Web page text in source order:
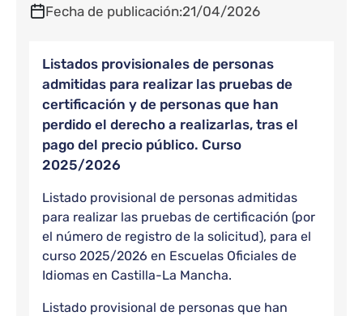
Fecha de publicación 21/04/2026
Listados provisionales de personas
admitidas para realizar las pruebas de
certificación y de personas que han
perdido el derecho a realizarlas, tras el
pago del precio público. Curso
2025/2026
Listado provisional de personas admitidas
para realizar las pruebas de certificación (por
el número de registro de la solicitud), para el
curso 2025/2026 en Escuelas Oficiales de
Idiomas en Castilla-La Mancha.
Listado provisional de personas que han